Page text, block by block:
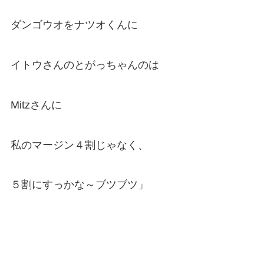
ダンゴウオをナツオくんに
イトウさんのとがっちゃんのは
Mitzさんに
私のマージン４割じゃなく、
５割にすっかな～ブツブツ」